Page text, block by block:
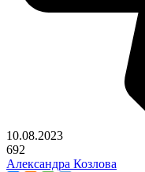
10.08.2023
692
Александра Козлова